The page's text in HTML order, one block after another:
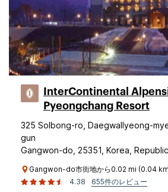
InterContinental
Pyeongchang Resort
325 Solbong-ro, Daegwallyeong-
gun
Gangwon-do, 25351, Korea,
Gangwon-do市街地から0.02 mi (0.04
4.38
655件のレビュー